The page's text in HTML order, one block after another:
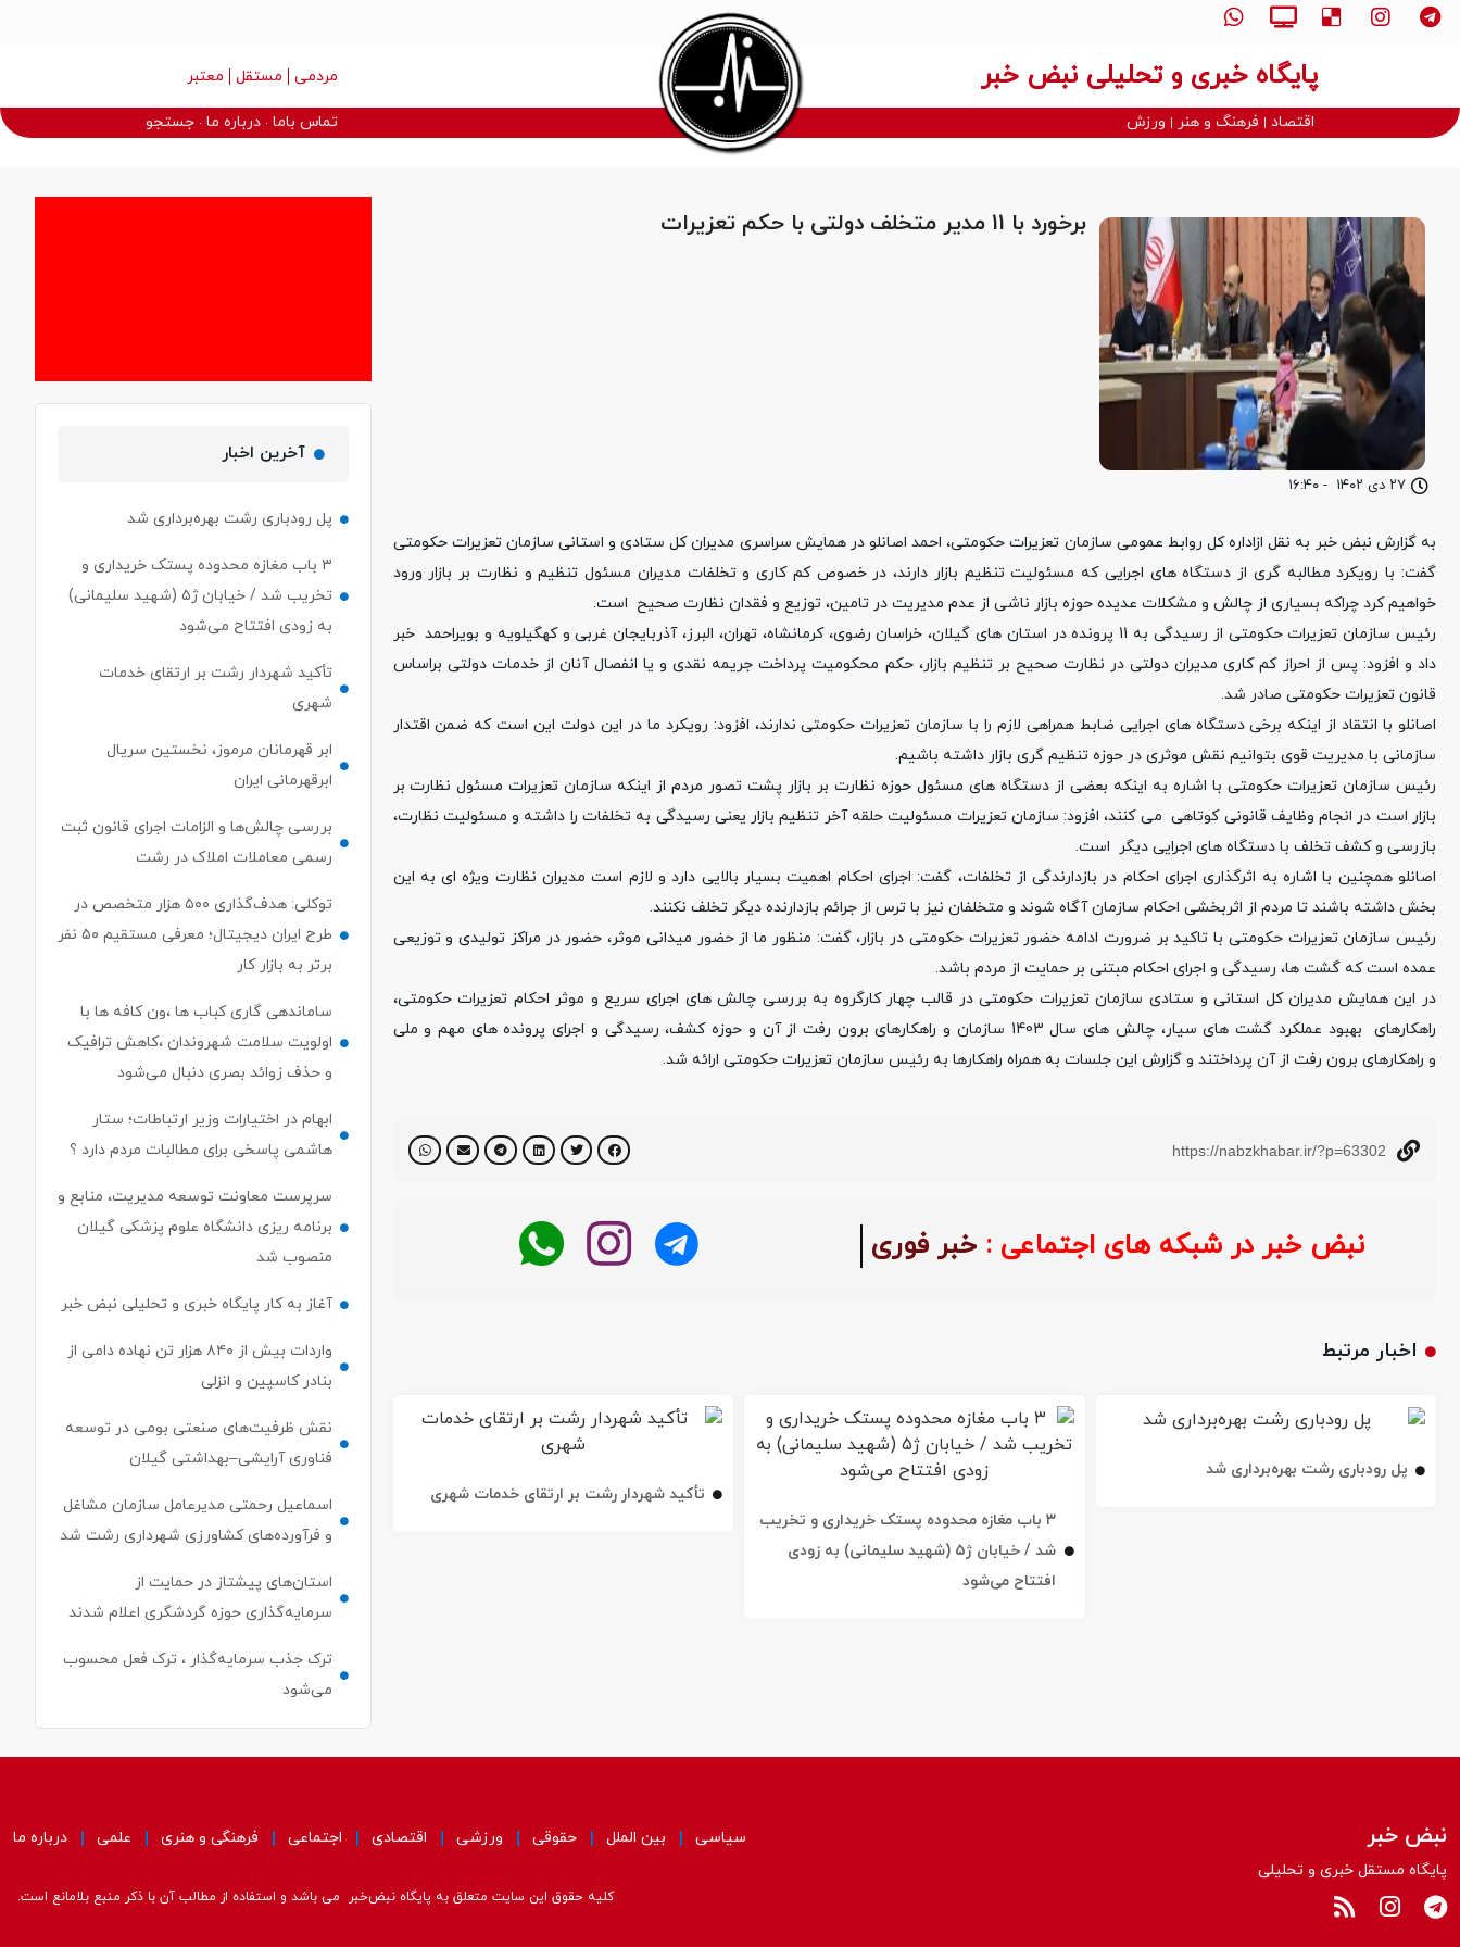
پایگاه خبری و تحلیلی نبض خبر مردمی مستقل معتبر
اقتصاد فرهنگ و هنر ورزش تماس باما درباره ما جستجو
۲۷ دی ۱۴۰۲ - ۱۶:۴۰
برخورد با 11 مدیر متخلف دولتی با حکم تعزیرات
به گزارش نبض خبر به نقل ازاداره کل روابط عمومی سازمان تعزیرات حکومتی، احمد اصانلو در همایش سراسری مدیران کل ستادی و استانی سازمان تعزیرات حکومتی
گفت: با رویکرد مطالبه گری از دستگاه های اجرایی که مسئولیت تنظیم بازار دارند، در خصوص کم کاری و تخلفات مدیران مسئول تنظیم و نظارت بر بازار ورود
خواهیم کرد چراکه بسیاری از چالش و مشکلات عدیده حوزه بازار ناشی از عدم مدیریت در تامین، توزیع و فقدان نظارت صحیح است.
رئیس سازمان تعزیرات حکومتی از رسیدگی به 11 پرونده در استان های گیلان، خراسان رضوی، کرمانشاه، تهران، البرز، آذربایجان غربی و کهگیلویه و بویراحمد خبر
داد و افزود: پس از احراز کم کاری مدیران دولتی در نظارت صحیح بر تنظیم بازار، حکم محکومیت پرداخت جریمه نقدی و یا انفصال آنان از خدمات دولتی براساس
قانون تعزیرات حکومتی صادر شد.
اصانلو با انتقاد از اینکه برخی دستگاه های اجرایی ضابط همراهی لازم را با سازمان تعزیرات حکومتی ندارند، افزود: رویکرد ما در این دولت این است که ضمن اقتدار
سازمانی با مدیریت قوی بتوانیم نقش موثری در حوزه تنظیم گری بازار داشته باشیم.
رئیس سازمان تعزیرات حکومتی با اشاره به اینکه بعضی از دستگاه های مسئول حوزه نظارت بر بازار پشت تصور مردم از اینکه سازمان تعزیرات مسئول نظارت بر
بازار است در انجام وظایف قانونی کوتاهی می کنند، افزود: سازمان تعزیرات مسئولیت حلقه آخر تنظیم بازار یعنی رسیدگی به تخلفات را داشته و مسئولیت نظارت،
بازرسی و کشف تخلف با دستگاه های اجرایی دیگر است.
اصانلو همچنین با اشاره به اثرگذاری اجرای احکام در بازدارندگی از تخلفات، گفت: اجرای احکام اهمیت بسیار بالایی دارد و لازم است مدیران نظارت ویژه ای به این
بخش داشته باشند تا مردم از اثربخشی احکام سازمان آگاه شوند و متخلفان نیز با ترس از جرائم بازدارنده دیگر تخلف نکنند.
رئیس سازمان تعزیرات حکومتی با تاکید بر ضرورت ادامه حضور تعزیرات حکومتی در بازار، گفت: منظور ما از حضور میدانی موثر، حضور در مراکز تولیدی و توزیعی
عمده است که گشت ها، رسیدگی و اجرای احکام مبتنی بر حمایت از مردم باشد.
در این همایش مدیران کل استانی و ستادی سازمان تعزیرات حکومتی در قالب چهار کارگروه به بررسی چالش های اجرای سریع و موثر احکام تعزیرات حکومتی،
راهکارهای بهبود عملکرد گشت های سیار، چالش های سال 1403 سازمان و راهکارهای برون رفت از آن و حوزه کشف، رسیدگی و اجرای پرونده های مهم و ملی
و راهکارهای برون رفت از آن پرداختند و گزارش این جلسات به همراه راهکارها به رئیس سازمان تعزیرات حکومتی ارائه شد.
https://nabzkhabar.ir/?p=63302
نبض خبر در شبکه های اجتماعی : خبر فوری
اخبار مرتبط
پل رودباری رشت بهره‌برداری شد
۳ باب مغازه محدوده پستک خریداری و تخریب
شد / خیابان ژ۵ (شهید سلیمانی) به زودی
افتتاح می‌شود
تأکید شهردار رشت بر ارتقای خدمات شهری
آخرین اخبار
پل رودباری رشت بهره‌برداری شد
۳ باب مغازه محدوده پستک خریداری و
تخریب شد / خیابان ژ۵ (شهید سلیمانی)
به زودی افتتاح می‌شود
تأکید شهردار رشت بر ارتقای خدمات
شهری
ابر قهرمانان مرموز، نخستین سریال
ابرقهرمانی ایران
بررسی چالش‌ها و الزامات اجرای قانون ثبت
رسمی معاملات املاک در رشت
توکلی: هدف‌گذاری ۵۰۰ هزار متخصص در
طرح ایران دیجیتال؛ معرفی مستقیم ۵۰ نفر
برتر به بازار کار
ساماندهی گاری کباب ها ،ون کافه ها با
اولویت سلامت شهروندان ،کاهش ترافیک
و حذف زوائد بصری دنبال می‌شود
ابهام در اختیارات وزیر ارتباطات؛ ستار
هاشمی پاسخی برای مطالبات مردم دارد ؟
سرپرست معاونت توسعه مدیریت، منابع و
برنامه ریزی دانشگاه علوم پزشکی گیلان
منصوب شد
آغاز به کار پایگاه خبری و تحلیلی نبض خبر
واردات بیش از ۸۴۰ هزار تن نهاده دامی از
بنادر كاسپین و انزلی
نقش ظرفیت‌های صنعتی بومی در توسعه
فناوری آرایشی–بهداشتی گیلان
اسماعیل رحمتی مدیرعامل سازمان مشاغل
و فرآورده‌های کشاورزی شهرداری رشت شد
استان‌های پیشتاز در حمایت از
سرمایه‌گذاری حوزه گردشگری اعلام شدند
ترک جذب سرمایه‌گذار ، ترک فعل محسوب
می‌شود
نبض خبر
پایگاه مستقل خبری و تحلیلی
سیاسی بین الملل حقوقی ورزشی اقتصادی اجتماعی فرهنگی و هنری علمی درباره ما
کلیه حقوق این سایت متعلق به پایگاه نبض‌خبر می باشد و استفاده از مطالب آن با ذکر منبع بلامانع است.